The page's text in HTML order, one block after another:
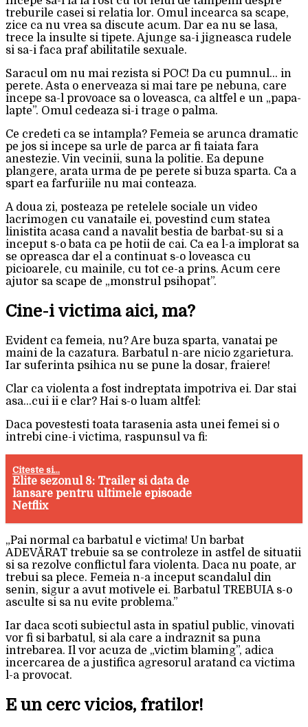
treburile casei si relatia lor. Omul incearca sa scape,
zice ca nu vrea sa discute acum. Dar ea nu se lasa,
trece la insulte si tipete. Ajunge sa-i jigneasca rudele
si sa-i faca praf abilitatile sexuale.
Saracul om nu mai rezista si POC! Da cu pumnul… in
perete. Asta o enerveaza si mai tare pe nebuna, care
incepe sa-l provoace sa o loveasca, ca altfel e un „papa-
lapte”. Omul cedeaza si-i trage o palma.
Ce credeti ca se intampla? Femeia se arunca dramatic
pe jos si incepe sa urle de parca ar fi taiata fara
anestezie. Vin vecinii, suna la politie. Ea depune
plangere, arata urma de pe perete si buza sparta. Ca a
spart ea farfuriile nu mai conteaza.
A doua zi, posteaza pe retelele sociale un video
lacrimogen cu vanataile ei, povestind cum statea
linistita acasa cand a navalit bestia de barbat-su si a
inceput s-o bata ca pe hotii de cai. Ca ea l-a implorat sa
se opreasca dar el a continuat s-o loveasca cu
picioarele, cu mainile, cu tot ce-a prins. Acum cere
ajutor sa scape de „monstrul psihopat”.
Cine-i victima aici, ma?
Evident ca femeia, nu? Are buza sparta, vanatai pe
maini de la cazatura. Barbatul n-are nicio zgarietura.
Iar suferinta psihica nu se pune la dosar, fraiere!
Clar ca violenta a fost indreptata impotriva ei. Dar stai
asa…cui ii e clar? Hai s-o luam altfel:
Daca povestesti toata tarasenia asta unei femei si o
intrebi cine-i victima, raspunsul va fi:
Citeste si...
Elite sezonul 8: Trailer si data de
lansare pentru ultimele episoade
Netflix
„Pai normal ca barbatul e victima! Un barbat
ADEVĂRAT trebuie sa se controleze in astfel de situatii
si sa rezolve conflictul fara violenta. Daca nu poate, ar
trebui sa plece. Femeia n-a inceput scandalul din
senin, sigur a avut motivele ei. Barbatul TREBUIA s-o
asculte si sa nu evite problema.”
Iar daca scoti subiectul asta in spatiul public, vinovati
vor fi si barbatul, si ala care a indraznit sa puna
intrebarea. Il vor acuza de „victim blaming”, adica
incercarea de a justifica agresorul aratand ca victima
l-a provocat.
E un cerc vicios, fratilor!